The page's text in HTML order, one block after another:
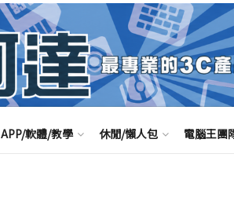
APP/軟體/教學 休閒/懶人包 電腦王團